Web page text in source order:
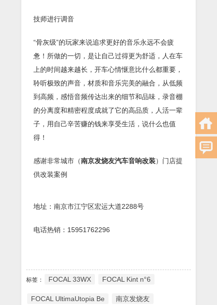
技师进行调音
“骨灰级”的玩家来说追求更好的音乐永远不会疲
惫！所做的一切，是让自己过得更为舒适，人在车
上的时间越来越长，开车心情惬意比什么都重要，
聆听极致的声音，材质和音乐完美的融合，从低频
到高频，感悟音频传达出来的细节和品味，录音棚
的分离度和精密程度成就了它的高品质，人活一辈
子，用自己辛苦赚的钱来享受生活，说什么也值
得！
感谢非常城市（南京发烧友汽车音响改装）门店提
供改装案例
地址：南京市江宁区宏运大道2288号
电话热销：15951762296
标签： FOCAL 33WX FOCAL Kint n°6
FOCAL UltimaUtopia Be 南京发烧友